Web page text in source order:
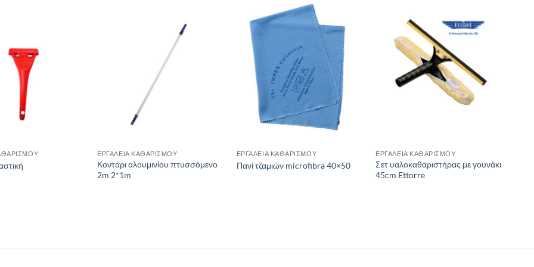
ΕΡΓΑΛΕΙΑ ΚΑΘΑΡΙΣΜΟΥ
Κοντάρι αλουμινίου πτυσσόμενο
2m 2*1m
ΕΡΓΑΛΕΙΑ ΚΑΘΑΡΙΣΜΟΥ
Πανί τζαμιών microfibra 40×50
ΕΡΓΑΛΕΙΑ ΚΑΘΑΡΙΣΜΟΥ
Σετ υαλοκαθαριστήρας με γουνάκι
45cm Ettorre